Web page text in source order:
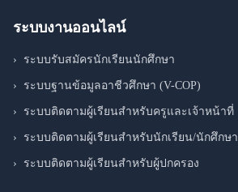
ระบบงานออนไลน์
› ระบบรับสมัครนักเรียนนักศึกษา
› ระบบฐานข้อมูลอาชีวศึกษา (V-COP)
› ระบบติดตามผู้เรียนสำหรับครูและเจ้าหน้าที่
› ระบบติดตามผู้เรียนสำหรับนักเรียน/นักศึกษา
› ระบบติดตามผู้เรียนสำหรับผู้ปกครอง